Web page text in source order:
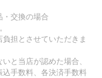
交換の場合
担とさせていただきま
と当店が認めた場合、
込手数料、各決済手数料